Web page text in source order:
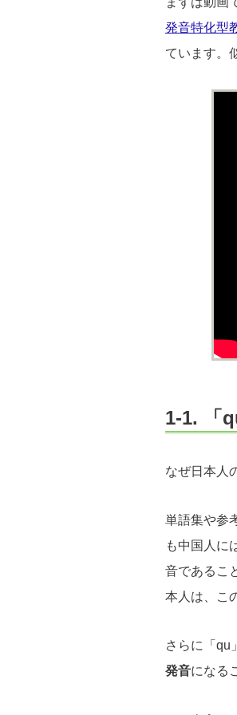
発音特化型
ています。
1-1. 「
なぜ日本人
単語集や参
も中国人に
音であるこ
本人は、こ
さらに「qu
発音になる